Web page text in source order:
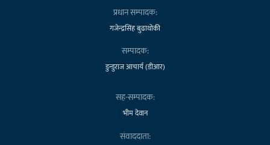
प्रधान सम्पादक:
गजेन्द्रसिंह बुढाथोकी
सम्पादक:
डुन्डुराज आचार्य (डीआर)
सह-सम्पादक:
भीम देवान
संवाददाता: